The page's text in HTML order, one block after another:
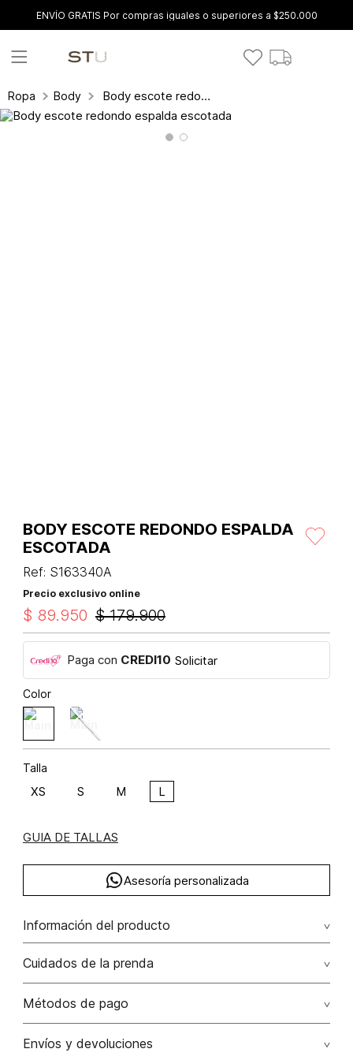
ENVÍO GRATIS Por compras iguales o superiores a $250.000
Ropa Body Body escote redondo espalda escotada
BODY ESCOTE REDONDO ESPALDA
ESCOTADA
Ref: S163340A
Precio exclusivo online
$ 179.900
$ 89.950
Paga con CREDI10 Solicitar
Color
Talla
XS S M L
GUIA DE TALLAS
Asesoría personalizada
Información del producto
Body escote redondo espalda escotada poliéster 95%
elastano 5% 95.00% poliéster/polyester5.00%
elastano/elastane
Cuidados de la prenda
No dejar en remojo /lavar por separado / no utilizar
Métodos de pago
Tarjetas de crédito: Visa, Dinners, Master Card y American
Envíos y devoluciones